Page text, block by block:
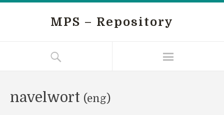
MPS – Repository
navelwort (eng)